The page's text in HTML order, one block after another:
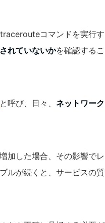
コマンドを実行す
れていないかを確認するこ
と呼び、日々、 ネットワーク
加した場合、その影響でレ
ルが続くと、サービスの質